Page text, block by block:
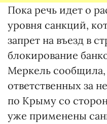
Пока речь идет о
уровня санкций,
запрет на въезд в
блокирование
Меркель
ответственных за
по Крыму со
уже применены